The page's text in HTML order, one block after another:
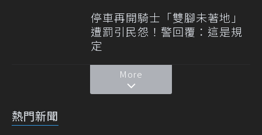
停車再開騎士「雙腳未著地」
遭罰引民怨！警回覆：這是規
定
More
熱門新聞